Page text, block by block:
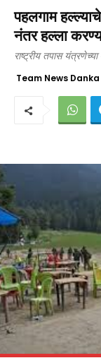
पहलगाम
नंतर हल्ला
राष्ट्रीय तपास
Team News Danka